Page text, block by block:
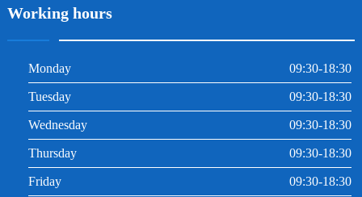
Working hours
Monday 09:30-18:30
Tuesday 09:30-18:30
Wednesday 09:30-18:30
Thursday 09:30-18:30
Friday 09:30-18:30